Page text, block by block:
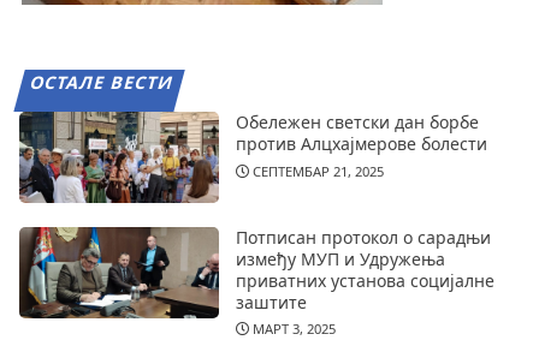
ОСТАЛЕ ВЕСТИ
Обележен светски дан борбе
против Алцхајмерове болести
СЕПТЕМБАР 21, 2025
Потписан протокол о сарадњи
између МУП и Удружења
приватних установа социјалне
заштите
МАРТ 3, 2025